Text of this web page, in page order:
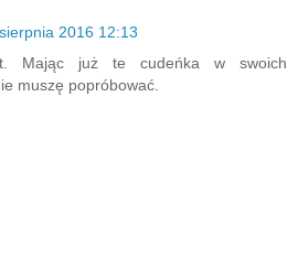
2016 12:13
Mając już te cudeńka w swoich
muszę popróbować.